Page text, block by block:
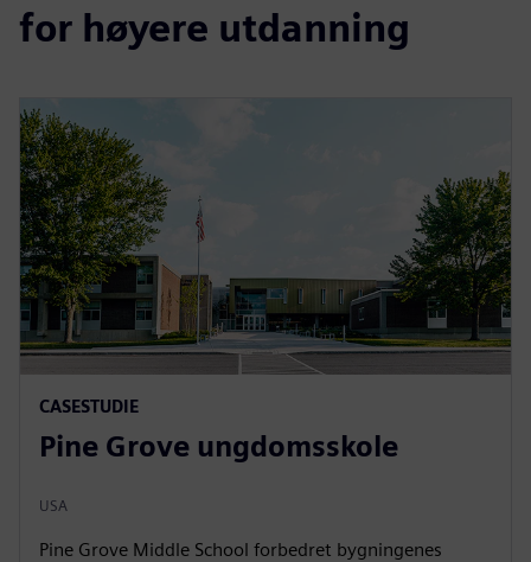
for høyere utdanning
CASESTUDIE
Pine Grove ungdomsskole
USA
Pine Grove Middle School forbedret bygningenes